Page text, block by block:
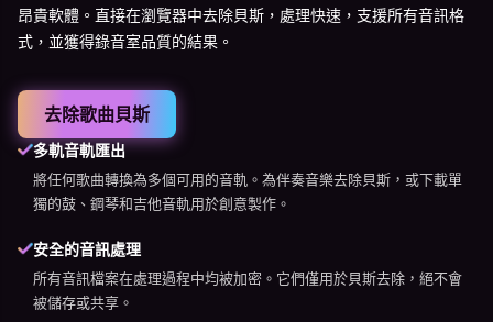
昂貴軟體。直接在瀏覽器中去除貝斯，處理快速，支援所有音訊格
式，並獲得錄音室品質的結果。
去除歌曲貝斯
多軌音軌匯出
將任何歌曲轉換為多個可用的音軌。為伴奏音樂去除貝斯，或下載單
獨的鼓、鋼琴和吉他音軌用於創意製作。
安全的音訊處理
所有音訊檔案在處理過程中均被加密。它們僅用於貝斯去除，絕不會
被儲存或共享。